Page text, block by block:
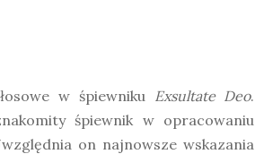
w śpiewniku Exsultate Deo.
śpiewnik w opracowaniu
on najnowsze wskazania